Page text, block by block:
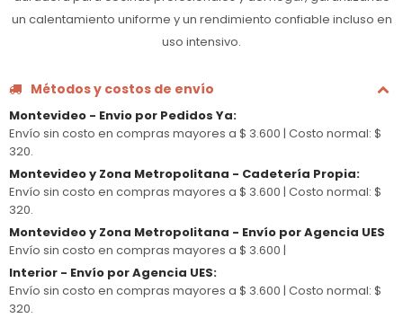
un calentamiento uniforme y un rendimiento confiable incluso en
uso intensivo.
Métodos y costos de envío
Montevideo - Envio por Pedidos Ya:
Envío sin costo en compras mayores a $ 3.600 | Costo normal: $
320.
Montevideo y Zona Metropolitana - Cadetería Propia:
Envío sin costo en compras mayores a $ 3.600 | Costo normal: $
320.
Montevideo y Zona Metropolitana - Envío por Agencia UES
Envío sin costo en compras mayores a $ 3.600 |
Interior - Envío por Agencia UES:
Envío sin costo en compras mayores a $ 3.600 | Costo normal: $
320.